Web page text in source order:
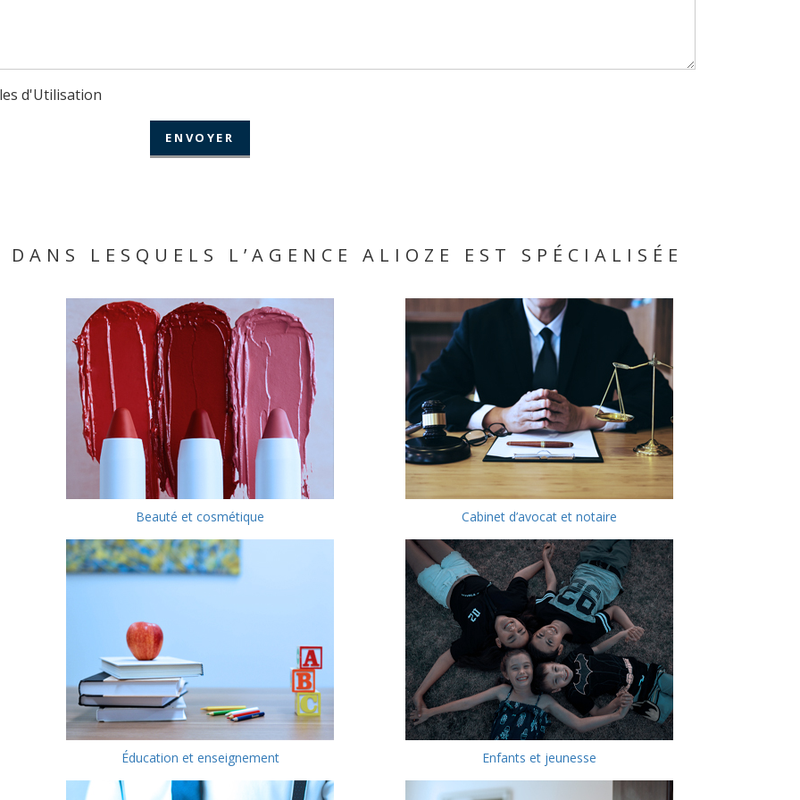
d'Utilisation
LESQUELS L’AGENCE ALIOZE EST SPÉCIALISÉE
Beauté et cosmétique Cabinet d’avocat et notaire
Éducation et enseignement Enfants et jeunesse